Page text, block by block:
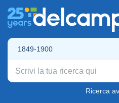
1849-1900
Ricerca